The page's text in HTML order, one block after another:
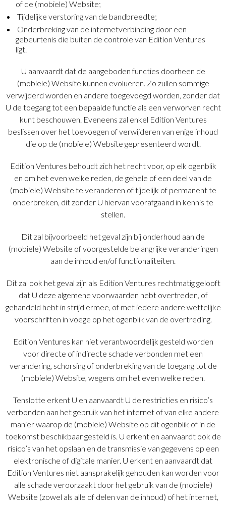
of de (mobiele) Website;
Tijdelijke verstoring van de bandbreedte;
Onderbreking van de internetverbinding door een
gebeurtenis die buiten de controle van Edition Ventures
ligt.
U aanvaardt dat de aangeboden functies doorheen de
(mobiele) Website kunnen evolueren. Zo zullen sommige
verwijderd worden en andere toegevoegd worden, zonder dat
U de toegang tot een bepaalde functie als een verworven recht
kunt beschouwen. Eveneens zal enkel Edition Ventures
beslissen over het toevoegen of verwijderen van enige inhoud
die op de (mobiele) Website gepresenteerd wordt.
Edition Ventures behoudt zich het recht voor, op elk ogenblik
en om het even welke reden, de gehele of een deel van de
(mobiele) Website te veranderen of tijdelijk of permanent te
onderbreken, dit zonder U hiervan voorafgaand in kennis te
stellen.
Dit zal bijvoorbeeld het geval zijn bij onderhoud aan de
(mobiele) Website of voorgestelde belangrijke veranderingen
aan de inhoud en/of functionaliteiten.
Dit zal ook het geval zijn als Edition Ventures rechtmatig gelooft
dat U deze algemene voorwaarden hebt overtreden, of
gehandeld hebt in strijd ermee, of met iedere andere wettelijke
voorschriften in voege op het ogenblik van de overtreding.
Edition Ventures kan niet verantwoordelijk gesteld worden
voor directe of indirecte schade verbonden met een
verandering, schorsing of onderbreking van de toegang tot de
(mobiele) Website, wegens om het even welke reden.
Tenslotte erkent U en aanvaardt U de restricties en risico’s
verbonden aan het gebruik van het internet of van elke andere
manier waarop de (mobiele) Website op dit ogenblik of in de
toekomst beschikbaar gesteld is. U erkent en aanvaardt ook de
risico’s van het opslaan en de transmissie van gegevens op een
elektronische of digitale manier. U erkent en aanvaardt dat
Edition Ventures niet aansprakelijk gehouden kan worden voor
alle schade veroorzaakt door het gebruik van de (mobiele)
Website (zowel als alle of delen van de inhoud) of het internet,